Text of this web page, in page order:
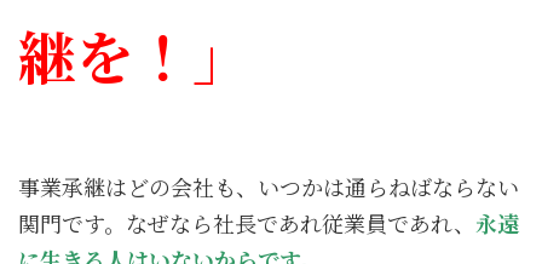
継を！」
事業承継はどの会社も、いつかは通らねばならない
関門です。なぜなら社長であれ従業員であれ、 永遠